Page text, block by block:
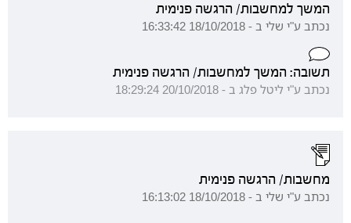
המשך למחשבות/ הרגשה פנימית
נכתב ע"י שלי ב - 18/10/2018 16:33:42
תשובה: המשך למחשבות/ הרגשה פנימית
נכתב ע"י ליטל פלג ב - 20/10/2018 18:29:24
מחשבות/ הרגשה פנימית
נכתב ע"י שלי ב - 18/10/2018 16:13:02